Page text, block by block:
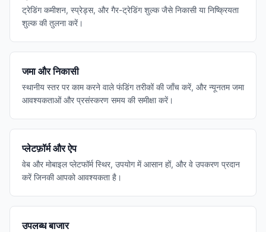
ट्रेडिंग कमीशन, स्प्रेड्स, और गैर-ट्रेडिंग शुल्क जैसे निकासी या निष्क्रियता
शुल्क की तुलना करें।
जमा और निकासी
स्थानीय स्तर पर काम करने वाले फंडिंग तरीकों की जाँच करें, और न्यूनतम जमा
आवश्यकताओं और प्रसंस्करण समय की समीक्षा करें।
प्लेटफ़ॉर्म और ऐप
वेब और मोबाइल प्लेटफॉर्म स्थिर, उपयोग में आसान हों, और वे उपकरण प्रदान
करें जिनकी आपको आवश्यकता है।
उपलब्ध बाजार